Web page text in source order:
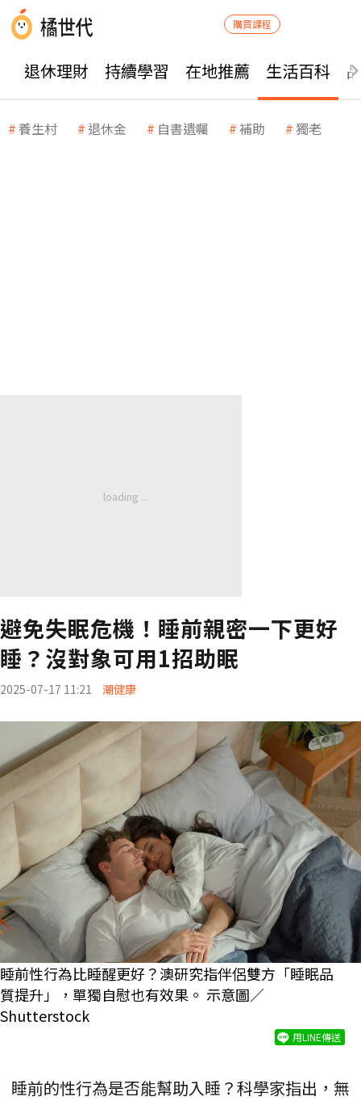
購買課程
退休理財 持續學習 在地推薦 生活百科
養生村 退休金 自書遺囑 補助 獨老
避免失眠危機！睡前親密一下更好
睡？沒對象可用1招助眠
2025-07-17 11:21 潮健康
睡前性行為比睡醒更好？澳研究指伴侶雙方「睡眠品
質提升」，單獨自慰也有效果。 示意圖／
Shutterstock
用LINE傳送
睡前的性行為是否能幫助入睡？科學家指出，無